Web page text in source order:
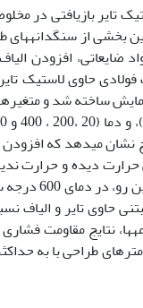
تایر بازیافتی در
بخشی از
افزودن
حاوی لاستیک تایر
می­دهد که افزودن
دیده و حرارت
افت قابل
نتایج مقاومت
طراحی با به